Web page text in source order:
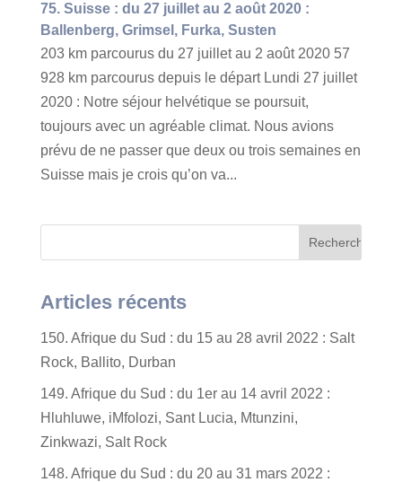
75. Suisse : du 27 juillet au 2 août 2020 :
Ballenberg, Grimsel, Furka, Susten
203 km parcourus du 27 juillet au 2 août 2020 57
928 km parcourus depuis le départ Lundi 27 juillet
2020 : Notre séjour helvétique se poursuit,
toujours avec un agréable climat. Nous avions
prévu de ne passer que deux ou trois semaines en
Suisse mais je crois qu’on va...
Articles récents
150. Afrique du Sud : du 15 au 28 avril 2022 : Salt
Rock, Ballito, Durban
149. Afrique du Sud : du 1er au 14 avril 2022 :
Hluhluwe, iMfolozi, Sant Lucia, Mtunzini,
Zinkwazi, Salt Rock
148. Afrique du Sud : du 20 au 31 mars 2022 :